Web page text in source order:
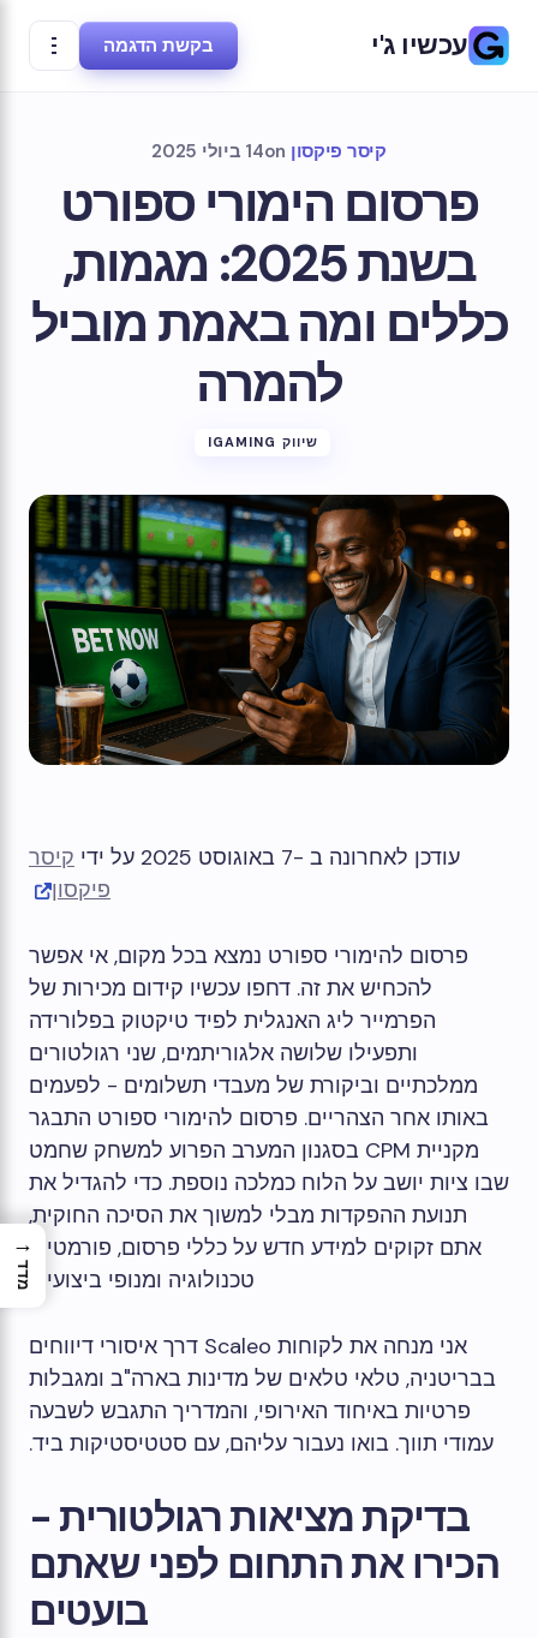
עכשיו ג'י בקשת הדגמה
קיסר פיקסון on14 ביולי 2025
פרסום הימורי ספורט
בשנת 2025: מגמות,
כללים ומה באמת מוביל
להמרה
שיווק IGAMING
עודכן לאחרונה ב -7 באוגוסט 2025 על ידי
קיסר
פיקסון
פרסום להימורי ספורט נמצא בכל מקום, אי אפשר
להכחיש את זה. דחפו עכשיו קידום מכירות של
הפרמייר ליג האנגלית לפיד טיקטוק בפלורידה
ותפעילו שלושה אלגוריתמים, שני רגולטורים
ממלכתיים וביקורת של מעבדי תשלומים - לפעמים
באותו אחר הצהריים. פרסום להימורי ספורט התבגר
מקניית CPM בסגנון המערב הפרוע למשחק שחמט
שבו ציות יושב על הלוח כמלכה נוספת. כדי להגדיל את
תנועת ההפקדות מבלי למשוך את הסיכה החוקית,
אתם זקוקים למידע חדש על כללי פרסום, פורמטים,
טכנולוגיה ומנופי ביצועים.
אני מנחה את לקוחות Scaleo דרך איסורי דיווחים
בבריטניה, טלאי טלאים של מדינות בארה"ב ומגבלות
פרטיות באיחוד האירופי, והמדריך התגבש לשבעה
עמודי תווך. בואו נעבור עליהם, עם סטטיסטיקות ביד.
בדיקת מציאות רגולטורית -
הכירו את התחום לפני שאתם
בועטים
→
מדד